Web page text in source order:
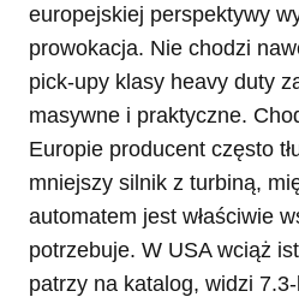
europejskiej perspektywy
prowokacja. Nie chodzi
pick-upy klasy heavy duty
masywne i praktyczne.
Europie producent często
mniejszy silnik z turbiną,
automatem jest właściwie
potrzebuje. W USA wciąż
patrzy na katalog, widzi